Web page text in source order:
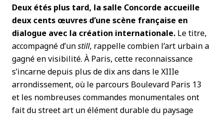
Deux étés plus tard, la salle Concorde accueille
deux cents œuvres d’une scène française en
dialogue avec la création internationale. Le titre,
accompagné d’unstill, rappelle combien l’art urbain a
gagné en visibilité. À Paris, cette reconnaissance
s’incarne depuis plus de dix ans dans le XIIIe
arrondissement, où le parcours Boulevard Paris 13
et les nombreuses commandes monumentales ont
fait du street art un élément durable du paysage